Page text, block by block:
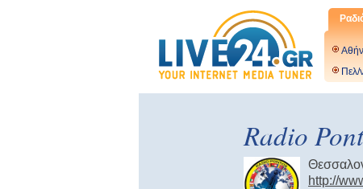
Πελ/
Radio
http://